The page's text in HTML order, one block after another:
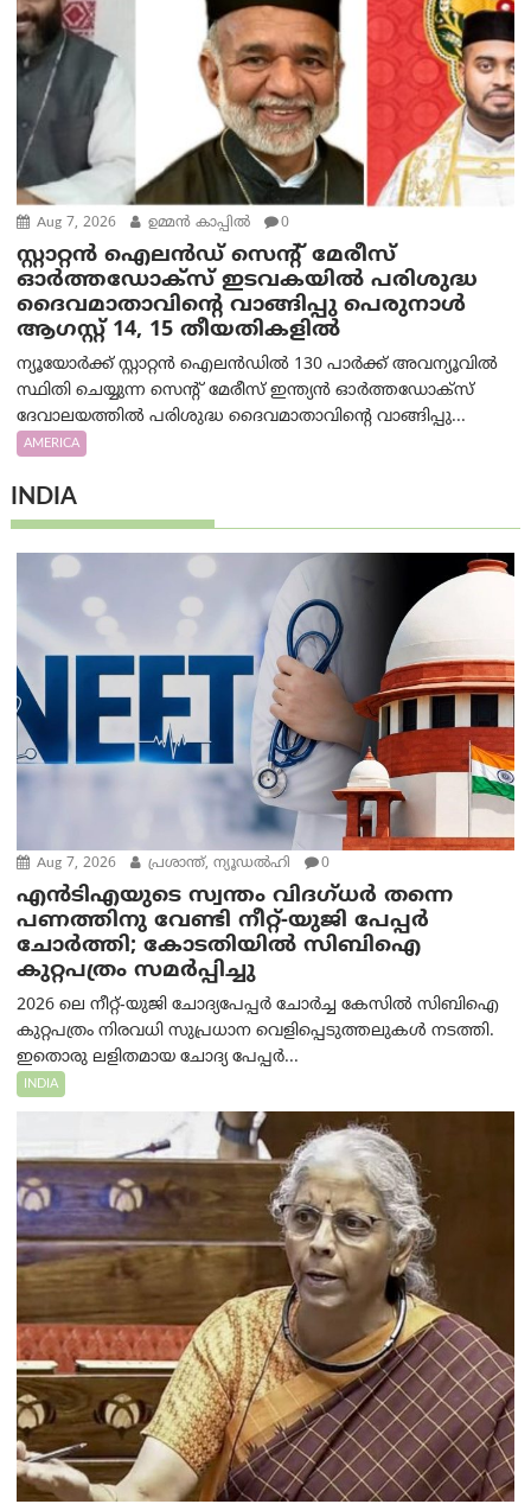
Aug 7, 2026 ഉമ്മന്‍ കാപ്പില്‍ 0
സ്റ്റാറ്റൻ ഐലൻഡ് സെന്റ് മേരീസ്
ഓർത്തഡോക്സ് ഇടവകയിൽ പരിശുദ്ധ
ദൈവമാതാവിന്റെ വാങ്ങിപ്പു പെരുനാൾ
ആഗസ്റ്റ് 14, 15 തീയതികളിൽ
ന്യൂയോർക്ക് സ്റ്റാറ്റൻ ഐലൻഡിൽ 130 പാർക്ക് അവന്യൂവിൽ
സ്ഥിതി ചെയ്യുന്ന സെന്റ് മേരീസ് ഇന്ത്യൻ ഓർത്തഡോക്സ്
ദേവാലയത്തിൽ പരിശുദ്ധ ദൈവമാതാവിന്റെ വാങ്ങിപ്പു...
AMERICA
INDIA
Aug 7, 2026 പ്രശാന്ത്, ന്യൂഡല്‍ഹി 0
എൻ‌ടി‌എയുടെ സ്വന്തം വിദഗ്ധർ തന്നെ
പണത്തിനു വേണ്ടി നീറ്റ്-യു‌ജി പേപ്പർ
ചോർത്തി; കോടതിയില്‍ സിബിഐ
കുറ്റപത്രം സമര്‍പ്പിച്ചു
2026 ലെ നീറ്റ്-യുജി ചോദ്യപേപ്പർ ചോർച്ച കേസിൽ സിബിഐ
കുറ്റപത്രം നിരവധി സുപ്രധാന വെളിപ്പെടുത്തലുകൾ നടത്തി.
ഇതൊരു ലളിതമായ ചോദ്യ പേപ്പർ...
INDIA